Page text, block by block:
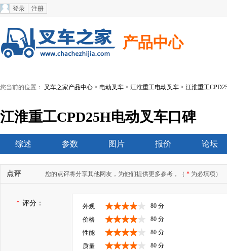
登录 注册
产品中心
您当前的位置： 叉车之家产品中心 > 电动叉车 > 江淮重工电动叉车 > 江淮重工
江淮重工CPD25H电动叉车口碑
综述 参数 图片 报价 论坛
点评 您的点评将分享其他网友，为他们提供更多参考，（ * 为必填项）
* 评分： 外观
80 分
价格
80 分
性能
80 分
质量
80 分